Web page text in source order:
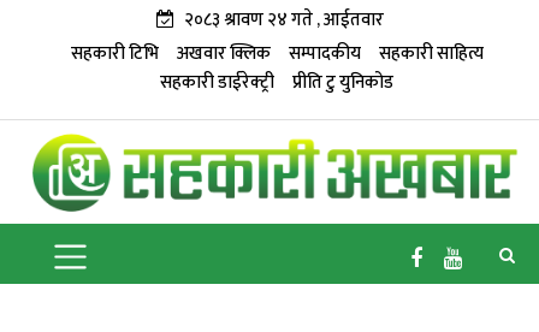
२०८३ श्रावण २४ गते , आईतवार
सहकारी टिभि
अखवार क्लिक सम्पादकीय
सहकारी साहित्य
सहकारी डाईरेक्ट्री प्रीति टु युनिकोड